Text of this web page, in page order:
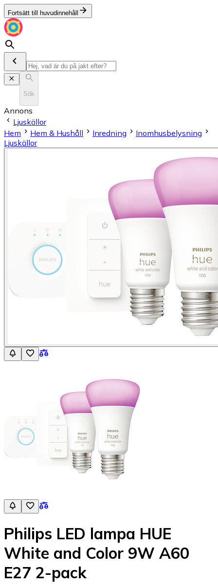
Fortsätt till huvudinnehåll
Sök
Annons
Ljuskällor
Hem
Hem & Hushåll Inredning
Inomhusbelysning
Ljuskällor
Philips LED lampa HUE
White and Color 9W A60
E27 2-pack